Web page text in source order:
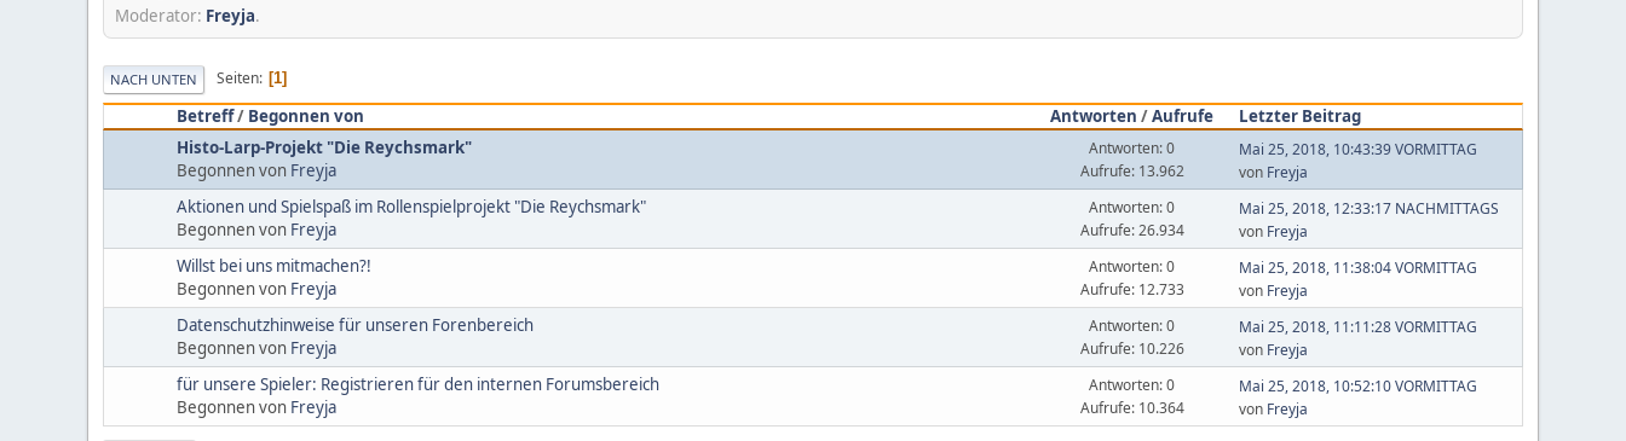
Moderator: Freyja.
NACH UNTEN Seiten 1
Betreff/ Begonnen von Antworten /Aufrufe
Letzter Beitrag
Histo-Larp-Projekt "Die Reychsmark"
Begonnen von Freyja
Antworten: 0
Aufrufe: 13.962
Mai 25, 2018, 10:43:39 VORMITTAG
von Freyja
Aktionen und Spielspaß im Rollenspielprojekt "Die Reychsmark"
Begonnen von Freyja
Antworten: 0
Aufrufe: 26.934
Mai 25, 2018, 12:33:17 NACHMITTAGS
von Freyja
Willst bei uns mitmachen?!
Begonnen von Freyja
Antworten: 0
Aufrufe: 12.733
Mai 25, 2018, 11:38:04 VORMITTAG
von Freyja
Datenschutzhinweise für unseren Forenbereich
Begonnen von Freyja
Antworten: 0
Aufrufe: 10.226
Mai 25, 2018, 11:11:28 VORMITTAG
von Freyja
für unsere Spieler: Registrieren für den internen Forumsbereich
Begonnen von Freyja
Antworten: 0
Aufrufe: 10.364
Mai 25, 2018, 10:52:10 VORMITTAG
von Freyja